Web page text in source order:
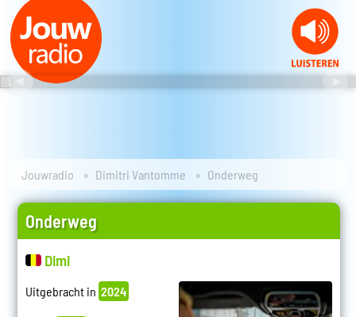
Jouwradio Dimitri Vantomme Onderweg
Onderweg
Dimi
Uitgebracht in 2024